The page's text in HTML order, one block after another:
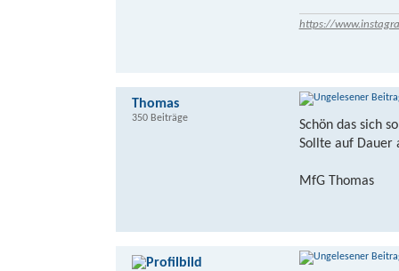
https://
Schön das sich
Sollte auf Dauer
MfG Thomas
Thomas
350 Beiträge